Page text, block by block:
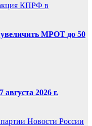
КПРФ в
МРОТ до 50
2026 г.
Новости России